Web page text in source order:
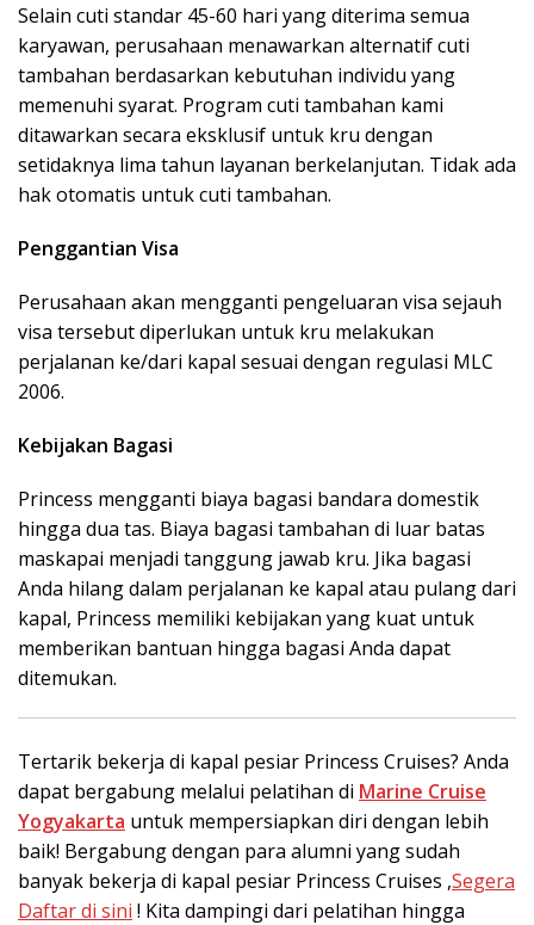
Selain cuti standar 45-60 hari yang diterima semua
karyawan, perusahaan menawarkan alternatif cuti
tambahan berdasarkan kebutuhan individu yang
memenuhi syarat. Program cuti tambahan kami
ditawarkan secara eksklusif untuk kru dengan
setidaknya lima tahun layanan berkelanjutan. Tidak ada
hak otomatis untuk cuti tambahan.
Penggantian Visa
Perusahaan akan mengganti pengeluaran visa sejauh
visa tersebut diperlukan untuk kru melakukan
perjalanan ke/dari kapal sesuai dengan regulasi MLC
2006.
Kebijakan Bagasi
Princess mengganti biaya bagasi bandara domestik
hingga dua tas. Biaya bagasi tambahan di luar batas
maskapai menjadi tanggung jawab kru. Jika bagasi
Anda hilang dalam perjalanan ke kapal atau pulang dari
kapal, Princess memiliki kebijakan yang kuat untuk
memberikan bantuan hingga bagasi Anda dapat
ditemukan.
Tertarik bekerja di kapal pesiar Princess Cruises? Anda
dapat bergabung melalui pelatihan di Marine Cruise
Yogyakarta untuk mempersiapkan diri dengan lebih
baik! Bergabung dengan para alumni yang sudah
banyak bekerja di kapal pesiar Princess Cruises ,Segera
Daftar di sini ! Kita dampingi dari pelatihan hingga